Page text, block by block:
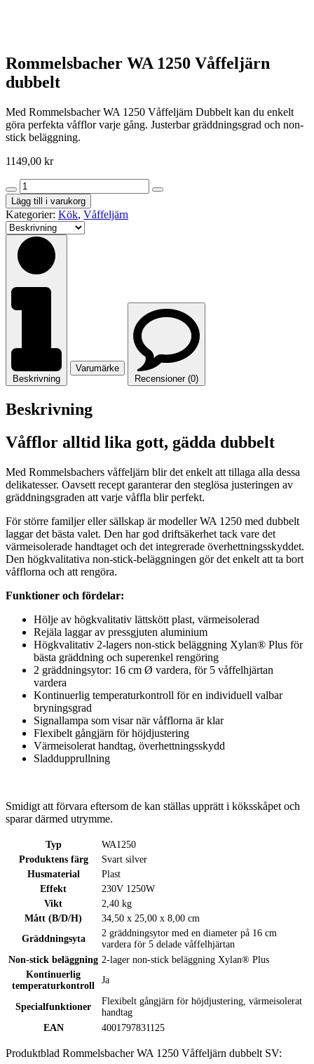
Rommelsbacher WA 1250 Våffeljärn
dubbelt
Med Rommelsbacher WA 1250 Våffeljärn Dubbelt kan du enkelt
göra perfekta våfflor varje gång. Justerbar gräddningsgrad och non-
stick beläggning.
1149,00 kr
Rommelsbacher
WA
1250
Våffeljärn
dubbelt
mängd
Lägg till i varukorg
Kategorier: Kök, Våffeljärn
Beskrivning
Varumärke
Recensioner (0)
Beskrivning
Våfflor alltid lika gott, gädda dubbelt
Med Rommelsbachers våffeljärn blir det enkelt att tillaga alla dessa
delikatesser. Oavsett recept garanterar den steglösa justeringen av
gräddningsgraden att varje våffla blir perfekt.
För större familjer eller sällskap är modeller WA 1250 med dubbelt
laggar det bästa valet. Den har god driftsäkerhet tack vare det
värmeisolerade handtaget och det integrerade överhettningsskyddet.
Den högkvalitativa non-stick-beläggningen gör det enkelt att ta bort
våfflorna och att rengöra.
Funktioner och fördelar:
Hölje av högkvalitativ lättskött plast, värmeisolerad
Rejäla laggar av pressgjuten aluminium
Högkvalitativ 2-lagers non-stick beläggning Xylan® Plus för
bästa gräddning och superenkel rengöring
2 gräddningsytor: 16 cm Ø vardera, för 5 våffelhjärtan
vardera
Kontinuerlig temperaturkontroll för en individuell valbar
bryningsgrad
Signallampa som visar när våfflorna är klar
Flexibelt gångjärn för höjdjustering
Värmeisolerat handtag, överhettningsskydd
Sladdupprullning
Smidigt att förvara eftersom de kan ställas upprätt i köksskåpet och
sparar därmed utrymme.
Typ
WA1250
Produktens färg
Svart silver
Husmaterial
Plast
Effekt
230V 1250W
Vikt
2,40 kg
Mått (B/D/H)
34,50 x 25,00 x 8,00 cm
Gräddningsyta
2 gräddningsytor med en diameter på 16 cm
vardera för 5 delade våffelhjärtan
Non-stick beläggning 2-lager non-stick beläggning Xylan® Plus
Kontinuerlig
temperaturkontroll
Ja
Specialfunktioner
Flexibelt gångjärn för höjdjustering, värmeisolerat
handtag
EAN
4001797831125
Produktblad Rommelsbacher WA 1250 Våffeljärn dubbelt SV: